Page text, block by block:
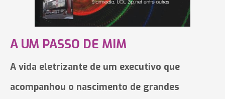
A UM PASSO DE MIM
A vida eletrizante de um executivo que
acompanhou o nascimento de grandes